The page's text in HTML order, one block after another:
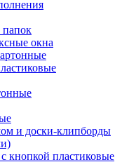
папок
окна
и доски-клипборды
кнопкой пластиковые